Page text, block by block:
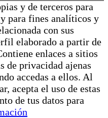
y de terceros para
para fines analíticos y
con sus
elaborado a partir de
enlaces a sitios
de privacidad ajenas
accedas a ellos. Al
acepta el uso de estas
de tus datos para